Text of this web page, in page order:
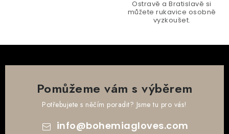
Ostravě a Bratislavě si
můžete rukavice osobně
vyzkoušet.
Pomůžeme vám s výběrem
Potřebujete s něčím poradit? Jsme tu pro vás!
info@bohemiagloves.com